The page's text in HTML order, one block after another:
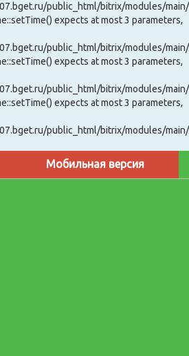
public_html/bitrix/modules/
expects at most 3 parameters,
public_html/bitrix/modules/
expects at most 3 parameters,
public_html/bitrix/modules/
expects at most 3 parameters,
public_html/bitrix/modules/
Мобильная версия